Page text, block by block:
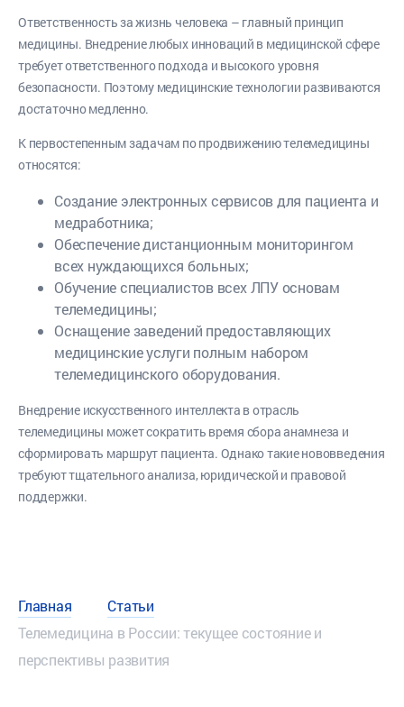
Ответственность за жизнь человека – главный принцип
медицины. Внедрение любых инноваций в медицинской сфере
требует ответственного подхода и высокого уровня
безопасности. Поэтому медицинские технологии развиваются
достаточно медленно.
К первостепенным задачам по продвижению телемедицины
относятся:
Создание электронных сервисов для пациента и
медработника;
Обеспечение дистанционным мониторингом
всех нуждающихся больных;
Обучение специалистов всех ЛПУ основам
телемедицины;
Оснащение заведений предоставляющих
медицинские услуги полным набором
телемедицинского оборудования.
Внедрение искусственного интеллекта в отрасль
телемедицины может сократить время сбора анамнеза и
сформировать маршрут пациента. Однако такие нововведения
требуют тщательного анализа, юридической и правовой
поддержки.
Главная
Статьи
Телемедицина в России: текущее состояние и
перспективы развития